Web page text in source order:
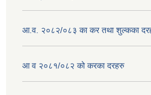
आ.व. २०८२/०८३ का कर तथा शुल्कका
आ व २०८१/०८२ को करका दरहरु